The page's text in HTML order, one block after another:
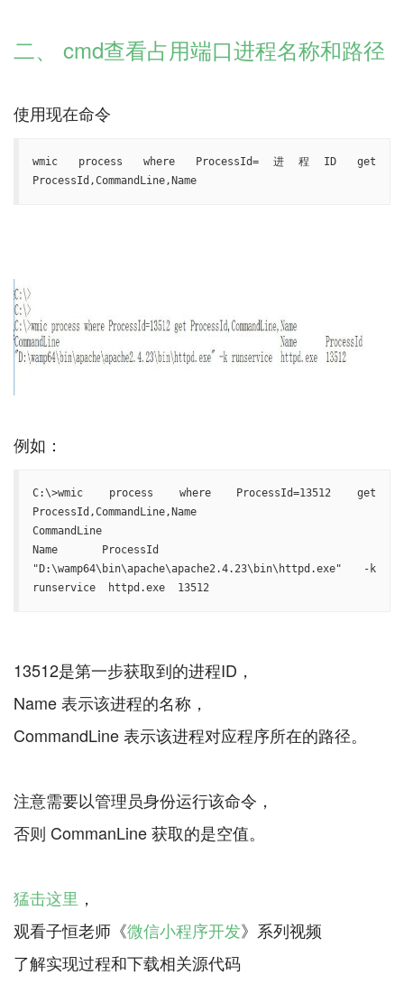
二、 cmd查看占用端口进程名称和路径
wmic process where ProcessId=进程ID get
ProcessId,CommandLine,Name
C:\>wmic process where ProcessId=13512 get
ProcessId,CommandLine,Name
CommandLine
Name       ProcessId
"D:\wamp64\bin\apache\apache2.4.23\bin\httpd.exe" -k
runservice  httpd.exe  13512
13512是第一步获取到的进程ID，
Name 表示该进程的名称，
CommandLine 表示该进程对应程序所在的路径。
注意需要以管理员身份运行该命令，
否则 CommanLine 获取的是空值。
猛击这里 ，
观看子恒老师《微信小程序开发》系列视频